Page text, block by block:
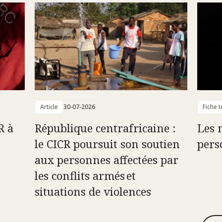
à
Article 30-07-2026
République centrafricaine :
le CICR poursuit son soutien
aux personnes affectées par
les conflits armés et
situations de violences
Fiche
Les